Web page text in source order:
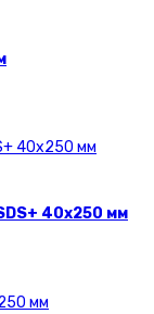
40х250 мм